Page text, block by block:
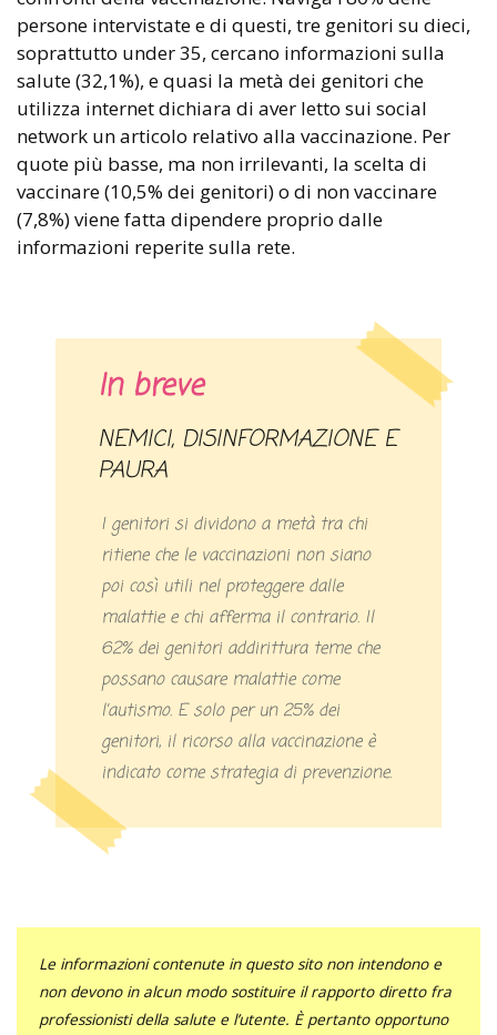
persone intervistate e di questi, tre genitori su dieci,
soprattutto under 35, cercano informazioni sulla
salute (32,1%), e quasi la metà dei genitori che
utilizza internet dichiara di aver letto sui social
network un articolo relativo alla vaccinazione. Per
quote più basse, ma non irrilevanti, la scelta di
vaccinare (10,5% dei genitori) o di non vaccinare
(7,8%) viene fatta dipendere proprio dalle
informazioni reperite sulla rete.
In breve
NEMICI, DISINFORMAZIONE E
PAURA
I genitori si dividono a metà tra chi
ritiene che le vaccinazioni non siano
poi così utili nel proteggere dalle
malattie e chi afferma il contrario. Il
62% dei genitori addirittura teme che
possano causare malattie come
l’autismo. E solo per un 25% dei
genitori, il ricorso alla vaccinazione è
indicato come strategia di prevenzione.
Le informazioni contenute in questo sito non intendono e
non devono in alcun modo sostituire il rapporto diretto fra
professionisti della salute e l’utente. È pertanto opportuno